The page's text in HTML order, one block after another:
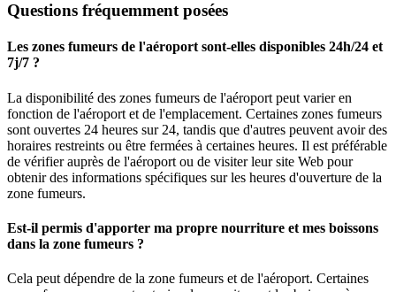
Questions fréquemment posées
Les zones fumeurs de l'aéroport sont-elles disponibles 24h/24 et
7j/7 ?
La disponibilité des zones fumeurs de l'aéroport peut varier en
fonction de l'aéroport et de l'emplacement. Certaines zones fumeurs
sont ouvertes 24 heures sur 24, tandis que d'autres peuvent avoir des
horaires restreints ou être fermées à certaines heures. Il est préférable
de vérifier auprès de l'aéroport ou de visiter leur site Web pour
obtenir des informations spécifiques sur les heures d'ouverture de la
zone fumeurs.
Est-il permis d'apporter ma propre nourriture et mes boissons
dans la zone fumeurs ?
Cela peut dépendre de la zone fumeurs et de l'aéroport. Certaines